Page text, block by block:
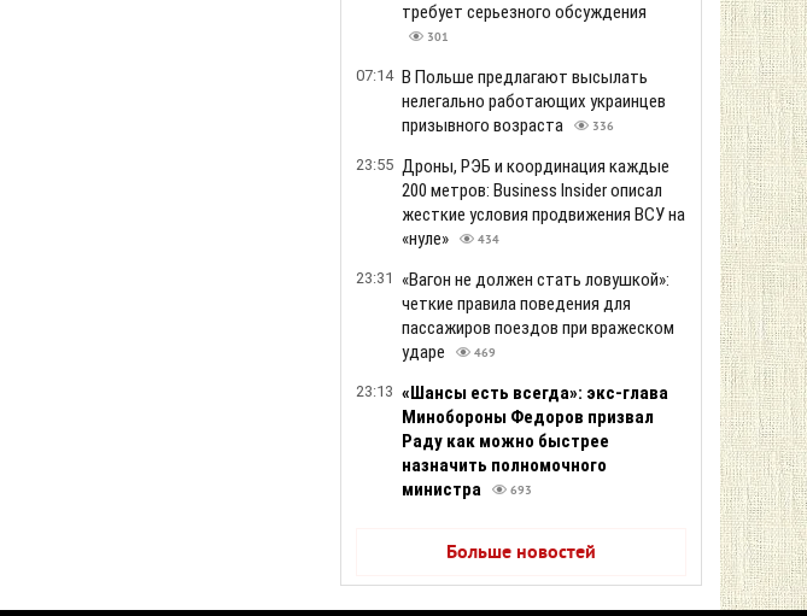
требует серьезного обсуждения
301
07:14 В Польше предлагают высылать
нелегально работающих украинцев
призывного возраста
336
23:55 Дроны, РЭБ и координация каждые
200 метров: Business Insider описал
жесткие условия продвижения ВСУ на
«нуле»
434
23:31
«Вагон не должен стать ловушкой»:
четкие правила поведения для
пассажиров поездов при вражеском
ударе
469
23:13 «Шансы есть всегда»: экс-глава
Минобороны Федоров призвал
Раду как можно быстрее
назначить полномочного
министра
693
Больше новостей